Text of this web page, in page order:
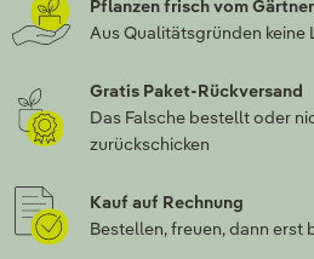
Pflanzen frisch vom Gärtner
Aus Qualitätsgründen
Gratis Paket-Rückversand
Das Falsche bestellt oder
zurückschicken
Kauf auf Rechnung
Bestellen, freuen, dann erst